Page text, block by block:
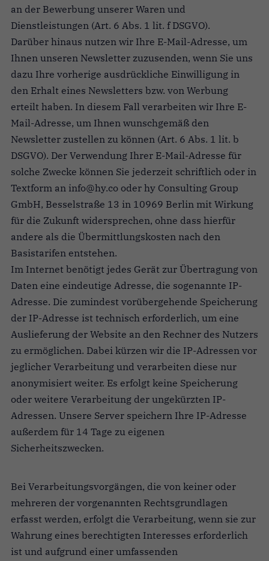
an der Bewerbung unserer Waren und
Dienstleistungen (Art. 6 Abs. 1 lit. f DSGVO).
Darüber hinaus nutzen wir Ihre E-Mail-Adresse, um
Ihnen unseren Newsletter zuzusenden, wenn Sie uns
dazu Ihre vorherige ausdrückliche Einwilligung in
den Erhalt eines Newsletters bzw. von Werbung
erteilt haben. In diesem Fall verarbeiten wir Ihre E-
Mail-Adresse, um Ihnen wunschgemäß den
Newsletter zustellen zu können (Art. 6 Abs. 1 lit. b
DSGVO). Der Verwendung Ihrer E-Mail-Adresse für
solche Zwecke können Sie jederzeit schriftlich oder in
Textform an info@hy.co oder hy Consulting Group
GmbH, Besselstraße 13 in 10969 Berlin mit Wirkung
für die Zukunft widersprechen, ohne dass hierfür
andere als die Übermittlungskosten nach den
Basistarifen entstehen.
Im Internet benötigt jedes Gerät zur Übertragung von
Daten eine eindeutige Adresse, die sogenannte IP-
Adresse. Die zumindest vorübergehende Speicherung
der IP-Adresse ist technisch erforderlich, um eine
Auslieferung der Website an den Rechner des Nutzers
zu ermöglichen. Dabei kürzen wir die IP-Adressen vor
jeglicher Verarbeitung und verarbeiten diese nur
anonymisiert weiter. Es erfolgt keine Speicherung
oder weitere Verarbeitung der ungekürzten IP-
Adressen. Unsere Server speichern Ihre IP-Adresse
außerdem für 14 Tage zu eigenen
Sicherheitszwecken.
Bei Verarbeitungsvorgängen, die von keiner oder
mehreren der vorgenannten Rechtsgrundlagen
erfasst werden, erfolgt die Verarbeitung, wenn sie zur
Wahrung eines berechtigten Interesses erforderlich
ist und aufgrund einer umfassenden